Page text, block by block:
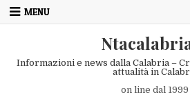
Skip to content
MENU
Informazioni e news dalla Calabria –
attualità in
on line dal 1999